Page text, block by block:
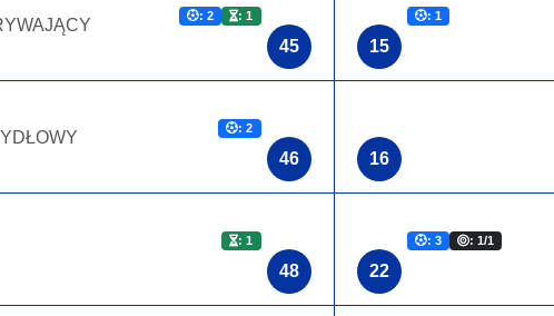
: 2 : 1
45
: 2
46
: 1
48
15
: 1
16
22
: 3 : 1/1